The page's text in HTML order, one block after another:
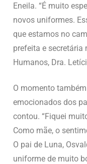
Eneila. “É muito
novos uniformes.
que estamos no
prefeita e secretária
Humanos, Dra.
O momento
emocionados dos
contou. “Fiquei
Como mãe, o
O pai de Luna,
uniforme de muito